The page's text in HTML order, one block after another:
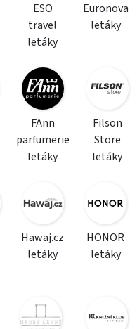
ESO
travel
letáky
Euronova
letáky
FAnn
parfumerie
letáky
Filson
Store
letáky
Hawaj.cz
letáky
HONOR
letáky